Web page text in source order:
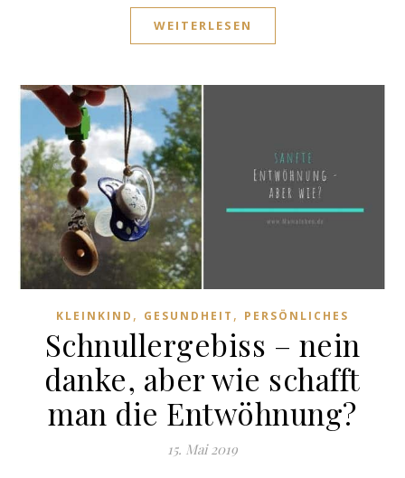
WEITERLESEN
KLEINKIND , GESUNDHEIT , PERSÖNLICHES
Schnullergebiss – nein
danke, aber wie schafft
man die Entwöhnung?
15. Mai 2019